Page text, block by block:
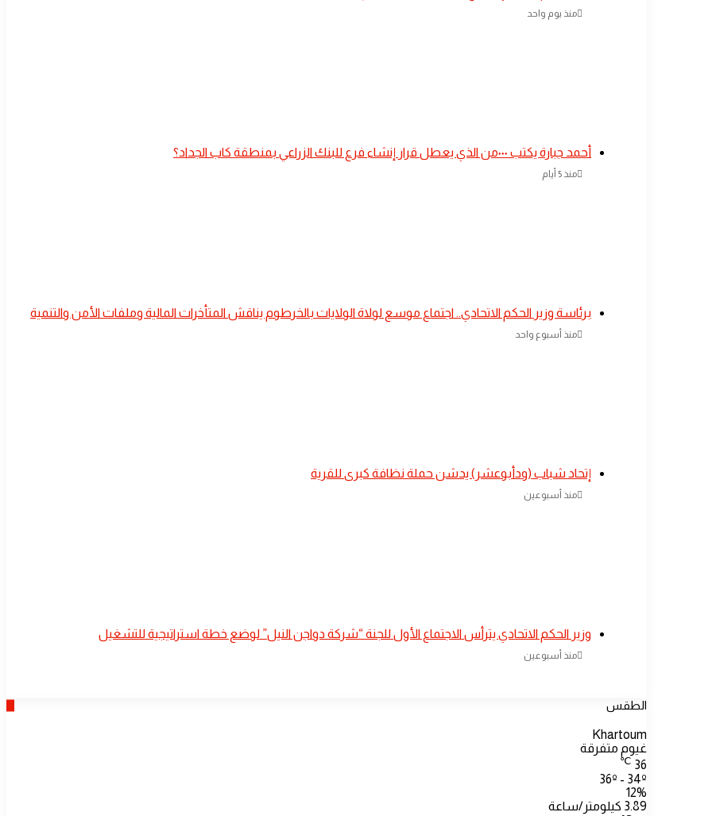
منذ يوم واحد
أحمد جبارة يكتب ٠٠٠من الذي يعطل قرار إنشاء فرع للبنك الزراعي بمنطقة كاب الجداد؟
منذ 5 أيام
​برئاسة وزير الحكم الاتحادي.. اجتماع موسع لولاة الولايات بالخرطوم يناقش المتأخرات المالية وملفات الأمن والتنمية
منذ أسبوع واحد
إتحاد شباب (ودأبوعشر) يدشن حملة نظافة كبرى للقرية
منذ أسبوعين
وزير الحكم الاتحادي يترأس الاجتماع الأول للجنة “شركة دواجن النيل” لوضع خطة استراتيجية للتشغيل
منذ أسبوعين
الطقس
Khartoum
غيوم متفرقة
36
℃
36º - 34º
12%
3.89 كيلومتر/ساعة